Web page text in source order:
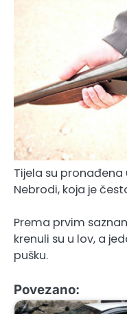
Tijela su
Nebrodi, koja je
Prema prvim
krenuli su u lov, a
pušku.
Povezano: